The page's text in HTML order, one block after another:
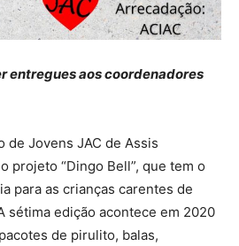
entregues aos coordenadores
de Jovens JAC de Assis
projeto “Dingo Bell”, que tem o
para as crianças carentes de
sétima edição acontece em 2020
de pirulito, balas,